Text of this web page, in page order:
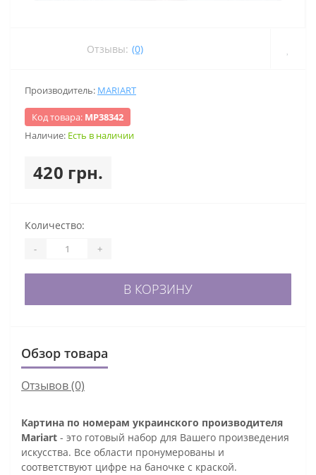
Отзывы: (0)
Производитель: MARIART
Код товара: МР38342
Наличие: Есть в наличии
420 грн.
Количество:
- +
В КОРЗИНУ
Обзор товара
Отзывов (0)
Картина по номерам украинского производителя
Mariart - это готовый набор для Вашего произведения
искусства. Все области пронумерованы и
соответствуют цифре на баночке с краской.